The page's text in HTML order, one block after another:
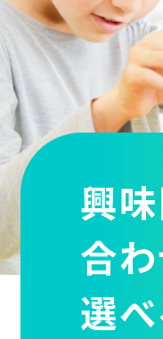
興
合
選